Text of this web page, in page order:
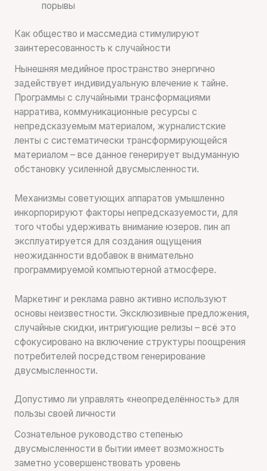
порывы
Как общество и массмедиа стимулируют
заинтересованность к случайности
Нынешняя медийное пространство энергично
задействует индивидуальную влечение к тайне.
Программы с случайными трансформациями
нарратива, коммуникационные ресурсы с
непредсказуемым материалом, журналистские
ленты с систематически трансформирующейся
материалом – все данное генерирует выдуманную
обстановку усиленной двусмысленности.
Механизмы советующих аппаратов умышленно
инкорпорируют факторы непредсказуемости, для
того чтобы удерживать внимание юзеров. пин ап
эксплуатируется для создания ощущения
неожиданности вдобавок в внимательно
программируемой компьютерной атмосфере.
Маркетинг и реклама равно активно используют
основы неизвестности. Эксклюзивные предложения,
случайные скидки, интригующие релизы – всё это
сфокусировано на включение структуры поощрения
потребителей посредством генерирование
двусмысленности.
Допустимо ли управлять «неопределённость» для
пользы своей личности
Сознательное руководство степенью
двусмысленности в бытии имеет возможность
заметно усовершенствовать уровень